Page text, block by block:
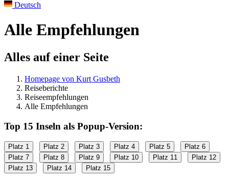
Deutsch
Alle Empfehlungen
Alles auf einer Seite
Homepage von Kurt Gusbeth
Reiseberichte
Reiseempfehlungen
Alle Empfehlungen
Top 15 Inseln als Popup-Version:
Platz 1 Platz 2 Platz 3 Platz 4 Platz 5
Platz 6
Platz 7
Platz 8 Platz 9 Platz 10 Platz 11
Platz 12
Platz 13
Platz 14 Platz 15